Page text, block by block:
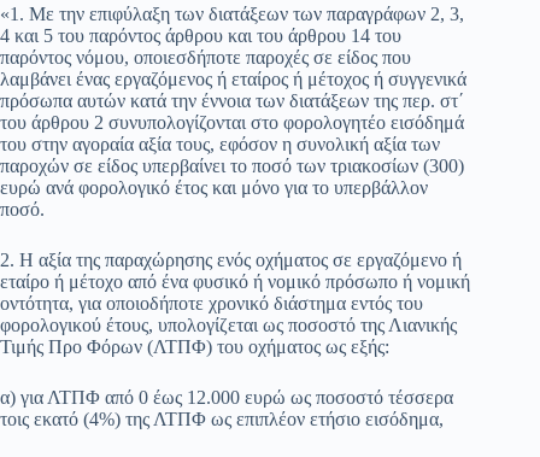
«1. Με την επιφύλαξη των διατάξεων των παραγράφων 2, 3,
4 και 5 του παρόντος άρθρου και του άρθρου 14 του
παρόντος νόμου, οποιεσδήποτε παροχές σε είδος που
λαμβάνει ένας εργαζόμενος ή εταίρος ή μέτοχος ή συγγενικά
πρόσωπα αυτών κατά την έννοια των διατάξεων της περ. στ΄
του άρθρου 2 συνυπολογίζονται στο φορολογητέο εισόδημά
του στην αγοραία αξία τους, εφόσον η συνολική αξία των
παροχών σε είδος υπερβαίνει το ποσό των τριακοσίων (300)
ευρώ ανά φορολογικό έτος και μόνο για το υπερβάλλον
ποσό.
2. Η αξία της παραχώρησης ενός οχήματος σε εργαζόμενο ή
εταίρο ή μέτοχο από ένα φυσικό ή νομικό πρόσωπο ή νομική
οντότητα, για οποιοδήποτε χρονικό διάστημα εντός του
φορολογικού έτους, υπολογίζεται ως ποσοστό της Λιανικής
Τιμής Προ Φόρων (ΛΤΠΦ) του οχήματος ως εξής:
α) για ΛΤΠΦ από 0 έως 12.000 ευρώ ως ποσοστό τέσσερα
τοις εκατό (4%) της ΛΤΠΦ ως επιπλέον ετήσιο εισόδημα,